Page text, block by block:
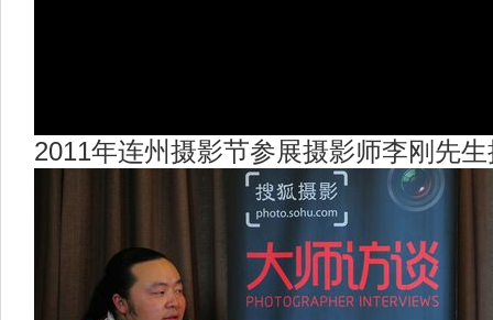
2011年连州摄影节参展摄影师李刚先